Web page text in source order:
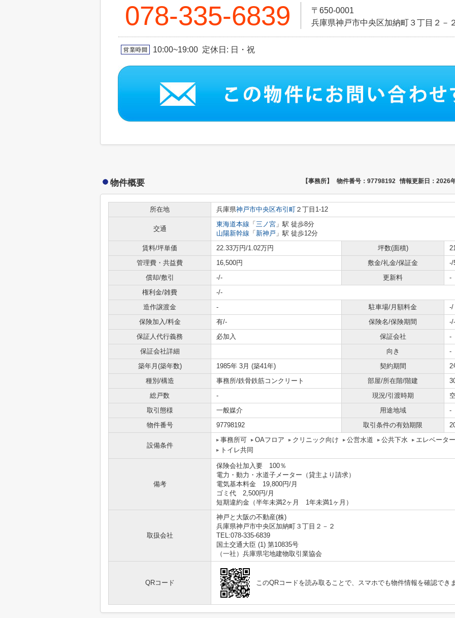
078-335-6839
〒650-0001
兵庫県神戸市中央区加納町３丁目２－
10:00~19:00 定休日: 日・祝
物件概要 【事務所】 物件番号：97798192 情報更新日：2026
所在地 兵庫県神戸市中央区布引町 ２丁目1-12
交通
東海道本線 「 三ノ宮 」駅 徒歩8分
山陽新幹線 「 新神戸 」駅 徒歩12分
賃料/坪単価
22.33万円/1.02万円 坪数(面積)
管理費・共益費
16,500円 敷金/礼金/保証金
-/
償却/敷引
-/- 更新料
-
権利金/雑費
-/-
造作譲渡金
- 駐車場/月額料金
-/
保険加入/料金
有/- 保険名/保険期間
-/-
保証人代行義務
必加入 保証会社
-
保証会社詳細
向き
-
築年月(築年数)
1985年 3月 (築41年) 契約期間
2
種別/構造
事務所/鉄骨鉄筋コンクリート 部屋/所在階/階建
総戸数
- 現況/引渡時期
取引態様
一般媒介 用途地域
-
物件番号
97798192 取引条件の有効期限
設備条件
事務所可 OAフロア クリニック向け 公営水道 公共下水
エレベーター
トイレ共同
備考
保険会社加入要 100％
電力・動力・水道子メーター（貸主より請求）
電気基本料金 19,800円/月
ゴミ代 2,500円/月
短期違約金（半年未満2ヶ月 1年未満1ヶ月）
取扱会社
神戸と大阪の不動産(株)
兵庫県神戸市中央区加納町３丁目２－２
TEL:078-335-6839
国土交通大臣 (1) 第10835号
（一社）兵庫県宅地建物取引業協会
QRコード このQRコードを読み取ることで、スマホでも物件情報を確認でき